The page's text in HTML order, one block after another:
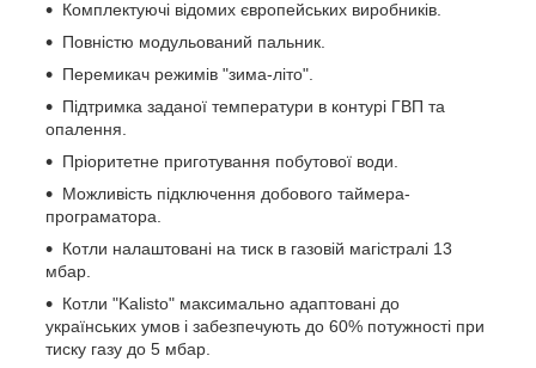
Комплектуючі відомих європейських виробників.
Повністю модульований пальник.
Перемикач режимів "зима-літо".
Підтримка заданої температури в контурі ГВП та
опалення.
Пріоритетне приготування побутової води.
Можливість підключення добового таймера-
програматора.
Котли налаштовані на тиск в газовій магістралі 13
мбар.
Котли "Kalisto" максимально адаптовані до
українських умов і забезпечують до 60% потужності при
тиску газу до 5 мбар.